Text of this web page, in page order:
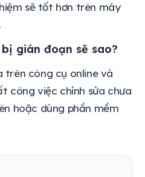
sẽ tốt hơn trên máy
gián đoạn sẽ sao?
trên công cụ online và
công việc chỉnh sửa chưa
hoặc dùng phần mềm